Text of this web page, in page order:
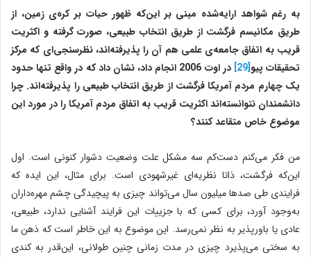
به رغم شواهد ارایه‌شده مبنی بر این‌که ظهور حیات بر کره‌ی زمین، از
طریق مکانیسم فرگشت از طریق انتخاب طبیعی، صورت گرفته و اکثریت
قریب به اتفاق جامعه‌ی علمی هم آن را پذیرفتهاند، نظرسنجی‌ای که مرکز
تحقیقات پیو[29]
در اوت 2006 انجام داد، نشان داد که در واقع تنها حدود
یک چهارم مردم آمریکا فرگشت از طریق انتخاب طبیعی را پذیرفته‌اند. چرا
دانشمندان نتوانسته‌اند اکثریت قریب به اتفاق مردم آمریکا را در مورد این
موضوع خاص متقاعد کنند؟
من فکر می‌کنم دست‌کم سه مشکل علت وضعیت دشوار کنونی است. اول
این‌که فرگشت، ذاتا نظریه‌ای غیرشهودی است. برای مثال، این ایده که
فرایندی طی صدها میلیون سال می‌تواند چیزی به پیچیدگی چشم مهره‌داران
به‌وجود آورد، برای کسی که با جزییات این فرایند آشنایی ندارد، طبیعی،
عادی یا باورپذیر به نظر نمی‌رسد. این موضوع به این خاطر است که ذهن ما
به سختی می‌پذیرد چیزی در مدت زمانی چنین طولانی، این‌قدر به کندی